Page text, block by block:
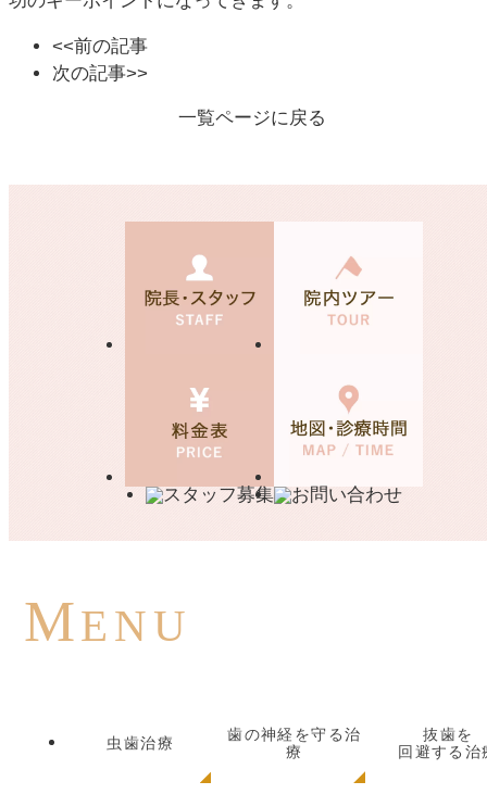
<<前の記事
次の記事>>
一覧ページに戻る
MENU
虫歯治療
歯の神経を守る治
療
抜歯を
回避する治